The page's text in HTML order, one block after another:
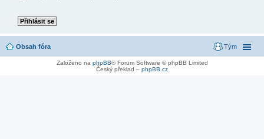
Obsah fóra Tým
Založeno na phpBB® Forum Software © phpBB Limited
Český překlad – phpBB.cz